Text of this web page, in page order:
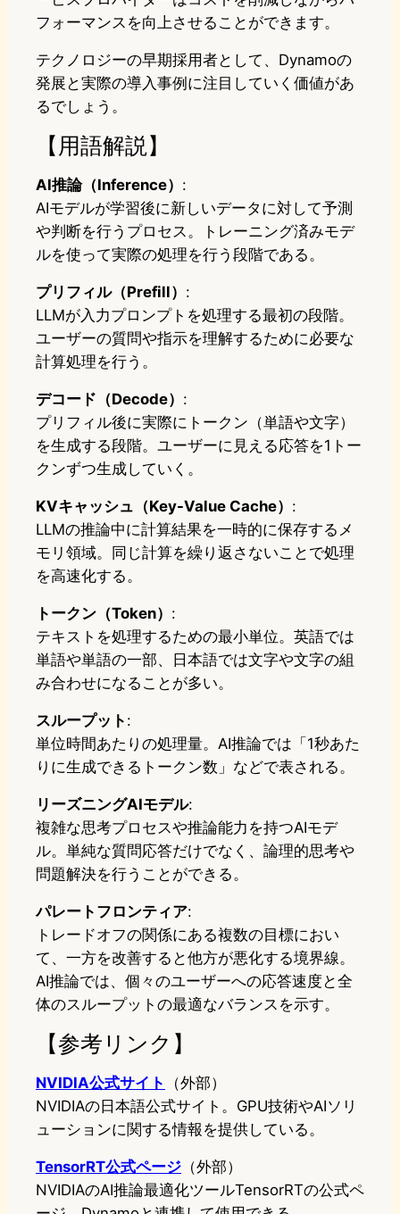
フォーマンスを向上させることができます。
テクノロジーの早期採用者として、Dynamoの
発展と実際の導入事例に注目していく価値があ
るでしょう。
【用語解説】
AI推論（Inference） :
AIモデルが学習後に新しいデータに対して予測
や判断を行うプロセス。トレーニング済みモデ
ルを使って実際の処理を行う段階である。
プリフィル（Prefill） :
LLMが入力プロンプトを処理する最初の段階。
ユーザーの質問や指示を理解するために必要な
計算処理を行う。
デコード（Decode） :
プリフィル後に実際にトークン（単語や文字）
を生成する段階。ユーザーに見える応答を1トー
クンずつ生成していく。
KVキャッシュ（Key-Value Cache） :
LLMの推論中に計算結果を一時的に保存するメ
モリ領域。同じ計算を繰り返さないことで処理
を高速化する。
トークン（Token） :
テキストを処理するための最小単位。英語では
単語や単語の一部、日本語では文字や文字の組
み合わせになることが多い。
スループット :
単位時間あたりの処理量。AI推論では「1秒あた
りに生成できるトークン数」などで表される。
リーズニングAIモデル:
複雑な思考プロセスや推論能力を持つAIモデ
ル。単純な質問応答だけでなく、論理的思考や
問題解決を行うことができる。
パレートフロンティア:
トレードオフの関係にある複数の目標におい
て、一方を改善すると他方が悪化する境界線。
AI推論では、個々のユーザーへの応答速度と全
体のスループットの最適なバランスを示す。
【参考リンク】
NVIDIA公式サイト
（外部）
NVIDIAの日本語公式サイト。GPU技術やAIソリ
ューションに関する情報を提供している。
TensorRT公式ページ （外部）
NVIDIAのAI推論最適化ツールTensorRTの公式ペ